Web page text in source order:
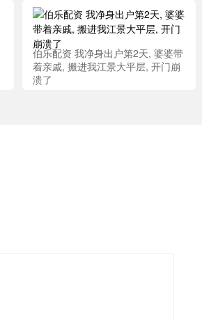
伯乐配资 我净身出户第2天, 婆婆带
着亲戚, 搬进我江景大平层, 开门崩
溃了